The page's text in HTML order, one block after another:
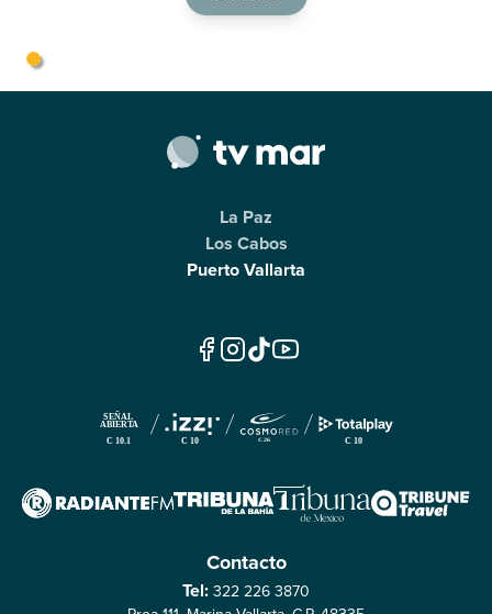
La Paz
Los Cabos
Puerto Vallarta
Contacto
Tel:322 226 3870